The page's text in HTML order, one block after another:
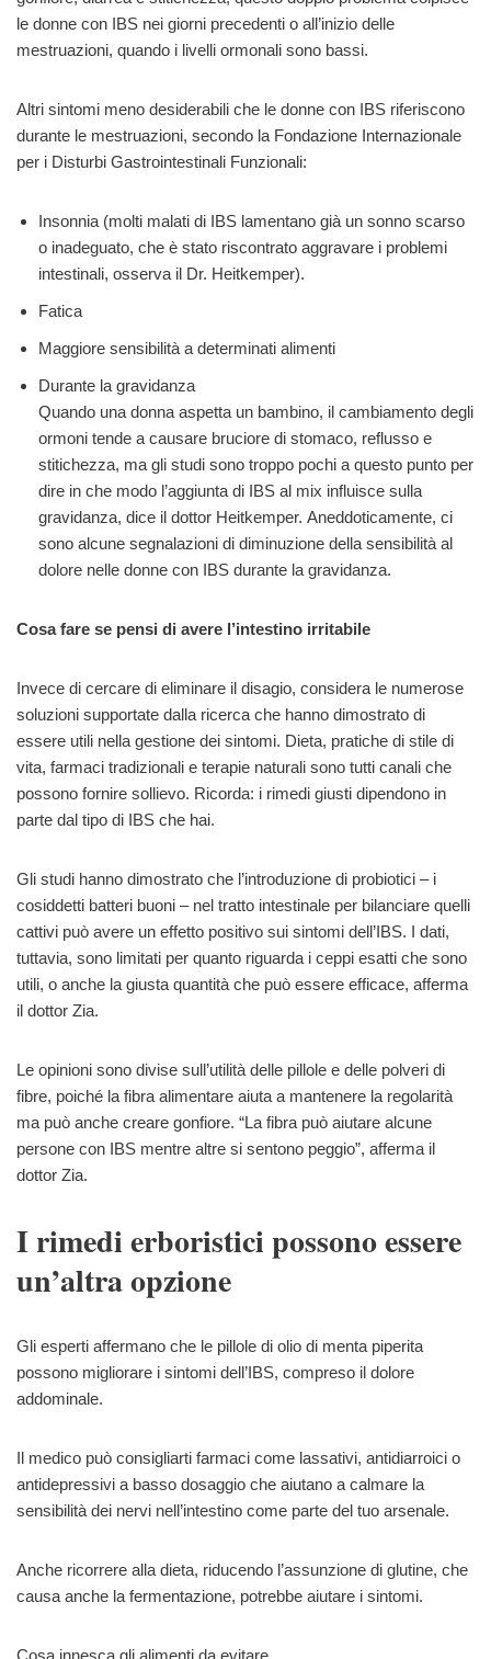
le donne con IBS nei giorni precedenti o all’inizio delle
mestruazioni, quando i livelli ormonali sono bassi.
Altri sintomi meno desiderabili che le donne con IBS riferiscono
durante le mestruazioni, secondo la Fondazione Internazionale
per i Disturbi Gastrointestinali Funzionali:
Insonnia (molti malati di IBS lamentano già un sonno scarso
o inadeguato, che è stato riscontrato aggravare i problemi
intestinali, osserva il Dr. Heitkemper).
Fatica
Maggiore sensibilità a determinati alimenti
Durante la gravidanza
Quando una donna aspetta un bambino, il cambiamento degli
ormoni tende a causare bruciore di stomaco, reflusso e
stitichezza, ma gli studi sono troppo pochi a questo punto per
dire in che modo l’aggiunta di IBS al mix influisce sulla
gravidanza, dice il dottor Heitkemper. Aneddoticamente, ci
sono alcune segnalazioni di diminuzione della sensibilità al
dolore nelle donne con IBS durante la gravidanza.
Cosa fare se pensi di avere l’intestino irritabile
Invece di cercare di eliminare il disagio, considera le numerose
soluzioni supportate dalla ricerca che hanno dimostrato di
essere utili nella gestione dei sintomi. Dieta, pratiche di stile di
vita, farmaci tradizionali e terapie naturali sono tutti canali che
possono fornire sollievo. Ricorda: i rimedi giusti dipendono in
parte dal tipo di IBS che hai.
Gli studi hanno dimostrato che l’introduzione di probiotici – i
cosiddetti batteri buoni – nel tratto intestinale per bilanciare quelli
cattivi può avere un effetto positivo sui sintomi dell’IBS. I dati,
tuttavia, sono limitati per quanto riguarda i ceppi esatti che sono
utili, o anche la giusta quantità che può essere efficace, afferma
il dottor Zia.
Le opinioni sono divise sull’utilità delle pillole e delle polveri di
fibre, poiché la fibra alimentare aiuta a mantenere la regolarità
ma può anche creare gonfiore. “La fibra può aiutare alcune
persone con IBS mentre altre si sentono peggio”, afferma il
dottor Zia.
I rimedi erboristici possono essere
un’altra opzione
Gli esperti affermano che le pillole di olio di menta piperita
possono migliorare i sintomi dell’IBS, compreso il dolore
addominale.
Il medico può consigliarti farmaci come lassativi, antidiarroici o
antidepressivi a basso dosaggio che aiutano a calmare la
sensibilità dei nervi nell’intestino come parte del tuo arsenale.
Anche ricorrere alla dieta, riducendo l’assunzione di glutine, che
causa anche la fermentazione, potrebbe aiutare i sintomi.
Cosa innesca gli alimenti da evitare